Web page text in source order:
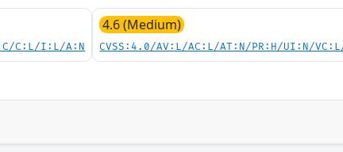
C:L/I:L/A:N
4.6 (Medium)
CVSS:4.0/AV:L/AC:L/AT:N/PR:H/UI:N/